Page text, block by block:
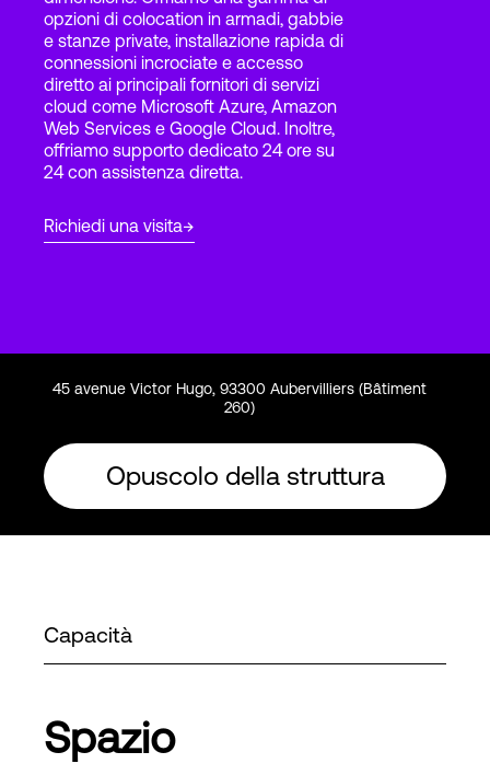
Accesso
opzioni di colocation in armadi, gabbie
e stanze private, installazione rapida di
connessioni incrociate e accesso
diretto ai principali fornitori di servizi
cloud come Microsoft Azure, Amazon
Web Services e Google Cloud. Inoltre,
offriamo supporto dedicato 24 ore su
24 con assistenza diretta.
Richiedi una visita
45 avenue Victor Hugo, 93300 Aubervilliers (Bâtiment
260)
Opuscolo della struttura
Capacità
Spazio